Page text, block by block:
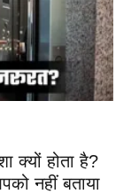
क्यों होता है?
नहीं बताया